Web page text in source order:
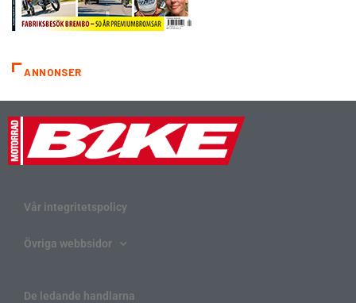
ANNONSER
Vår integritetspolicy
Övriga webbsidor
De ledande handlarna